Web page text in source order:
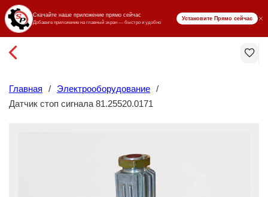
₸ KZT
Главная / Электрооборудование /
Датчик стоп сигнала 81.25520.0171